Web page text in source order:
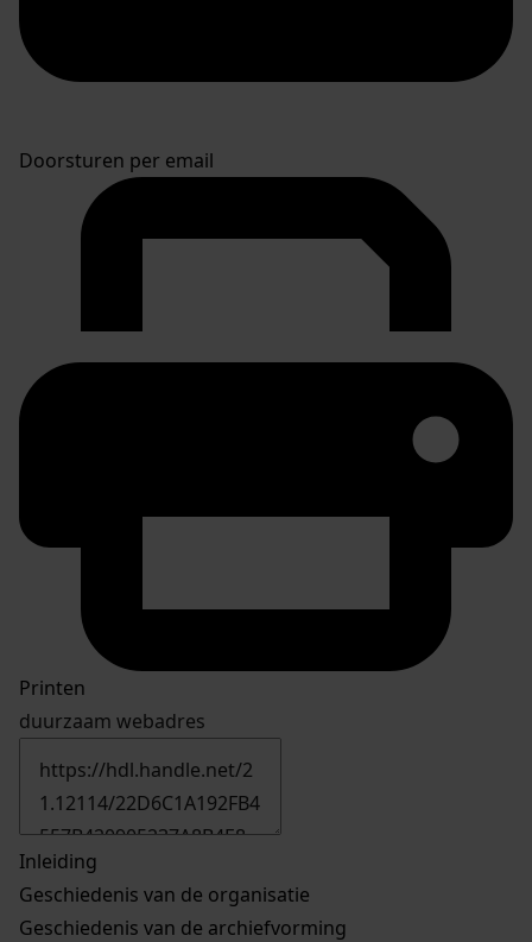
Doorsturen per email
Printen
duurzaam webadres
Inleiding
Geschiedenis van de organisatie
Geschiedenis van de archiefvorming